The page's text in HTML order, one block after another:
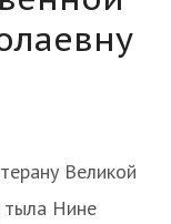
Великой
тыла Нине